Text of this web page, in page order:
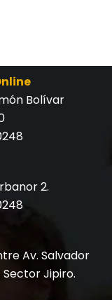
Bolívar
2.
Av. Salvador
Jipiro.